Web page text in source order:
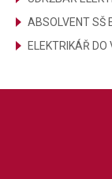
ABSOLVENT SŠ
ELEKTRIKÁŘ